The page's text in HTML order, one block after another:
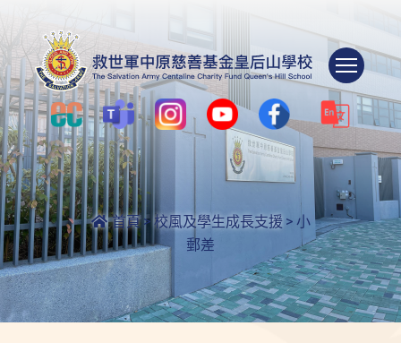
首頁 > 校風及學生成長支援 > 小
郵差